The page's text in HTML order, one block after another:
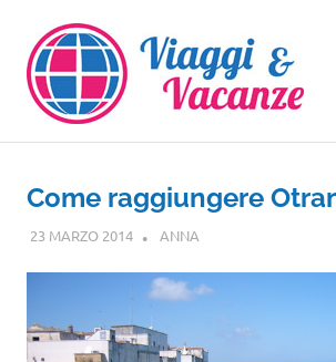
contenuto
Come raggiungere
23 MARZO 2014 ANNA